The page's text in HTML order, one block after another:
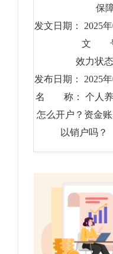
保
发文日期： 2025
文
效力状
发布日期： 2025
名 称： 个人养
怎么开户？资金
以销户吗？